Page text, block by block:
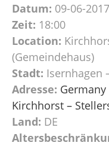
Datum: 09-06-
Zeit: 18:00
Location:
(Gemeindehaus)
Stadt: Isernhagen
Adresse: Germany
Kirchhorst –
Land: DE